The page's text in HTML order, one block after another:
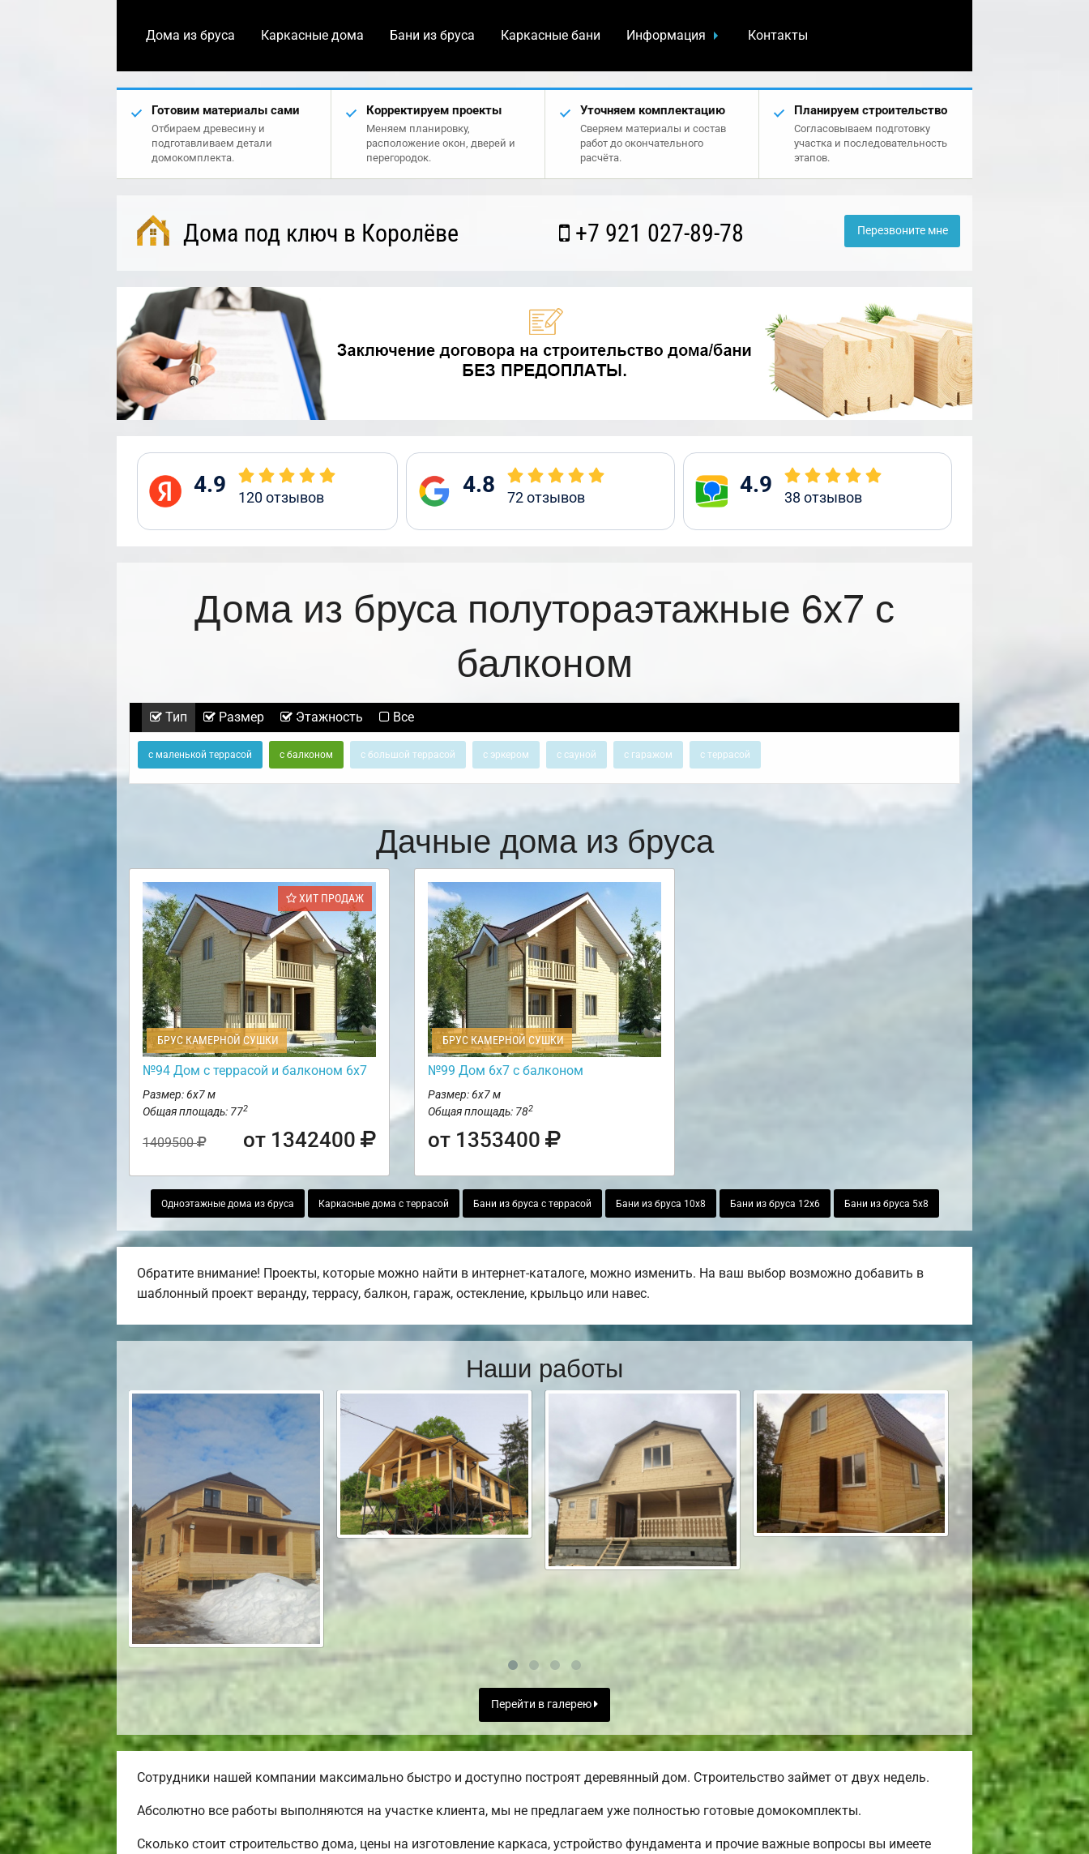
Дома из бруса Каркасные дома Бани из бруса Каркасные бани Информация Контакты
Готовим материалы сами
Отбираем древесину и
подготавливаем детали
домокомплекта.
Корректируем проекты
Меняем планировку,
расположение окон, дверей и
перегородок.
Уточняем комплектацию
Сверяем материалы и состав
работ до окончательного
расчёта.
Планируем строительство
Согласовываем подготовку
участка и последовательность
этапов.
Дома под ключ в Королёве +7 921 027-89-78 Перезвоните мне
4.9 120отзывов 4.8 72отзывов 4.9 38 отзывов
Дома из бруса полутораэтажные 6х7 с
балконом
Тип Размер Этажность Все
с маленькой террасой с балконом с большой террасой с эркером с сауной с гаражом с террасой
Дачные дома из бруса
ХИТ ПРОДАЖ
БРУС КАМЕРНОЙ СУШКИ
№94 Дом с террасой и балконом 6х7
Размер: 6х7 м
Общая площадь: 772
1409500 от 1342400
БРУС КАМЕРНОЙ СУШКИ
№99 Дом 6х7 с балконом
Размер: 6х7 м
Общая площадь: 782
от 1353400
Одноэтажные дома из бруса Каркасные дома с террасой Бани из бруса с террасой Бани из бруса 10х8 Бани из бруса 12х6 Бани из бруса 5х8
Обратите внимание! Проекты, которые можно найти в интернет-каталоге, можно изменить. На ваш выбор возможно добавить в
шаблонный проект веранду, террасу, балкон, гараж, остекление, крыльцо или навес.
Наши работы
Перейти в галерею
Сотрудники нашей компании максимально быстро и доступно построят деревянный дом. Строительство займет от двух недель.
Абсолютно все работы выполняются на участке клиента, мы не предлагаем уже полностью готовые домокомплекты.
Сколько стоит строительство дома, цены на изготовление каркаса, устройство фундамента и прочие важные вопросы вы имеете